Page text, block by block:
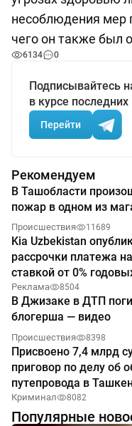
несоблюдения мер
чего он также был
6134 0
Подписывайтесь
в курсе последних
Перейти
Рекомендуем
В Ташобласти
пожар в одном из
Происшествия 11689
Kia Uzbekistan
рассрочки платежа
ставкой от 0%
Реклама 8504
В Джизаке в ДТП
блогерша — видео
Происшествия 8398
Присвоено 7,4 млрд
приговор по делу об
путепровода в
Криминал 8082
Популярные